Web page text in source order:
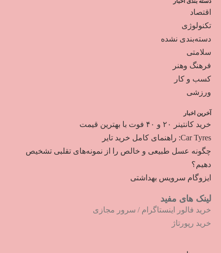
اقتصاد
تکنولوژی
دسته‌بندی نشده
سلامتی
فرهنگ وهنر
کسب و کار
ورزشی
آخرین اخبار
خرید کانتینر ۲۰ و ۴۰ فوت با بهترین قیمت
Car Tyres: راهنمای کامل خرید تایر
چگونه عسل طبیعی و خالص را از نمونه‌های تقلبی تشخیص
دهیم؟
ایزوگام سرویس بهداشتی
لینک های مفید
خرید فالور اینستاگرام / سرور مجازی
خرید رپورتاژ